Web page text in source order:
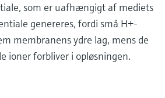
som er uafhængigt af mediets
genereres, fordi små H+-
membranens ydre lag, mens de
ioner forbliver i opløsningen.